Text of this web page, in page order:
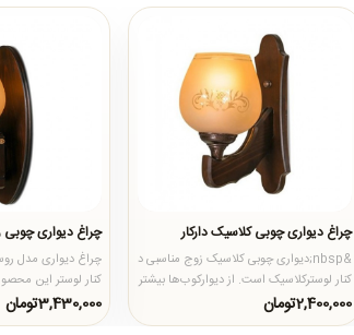
چراغ دیواری چوبی کلاسیک دارکار
&nbsp;دیواری چوبی کلاسیک زوج مناسبی در
کنار لوستر‌کلاسیک است. از دیوارکوب‌ها بیشتر
در دیوار‌های اتاق..
2,400,000تومان
چراغ دیواری چوبی
چراغ‌ دیواری مدل
کنار لوستر این
می‌شود.چراغ
3,430,000تومان